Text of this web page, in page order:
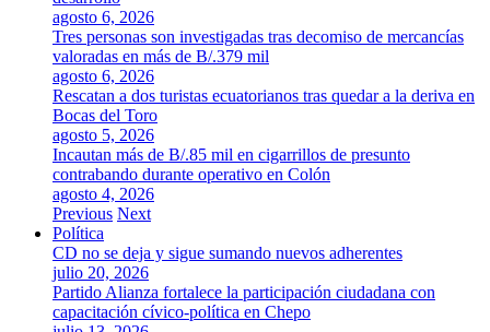
agosto 6, 2026
Tres personas son investigadas tras decomiso de mercancías
valoradas en más de B/.379 mil
agosto 6, 2026
Rescatan a dos turistas ecuatorianos tras quedar a la deriva en
Bocas del Toro
agosto 5, 2026
Incautan más de B/.85 mil en cigarrillos de presunto
contrabando durante operativo en Colón
agosto 4, 2026
Previous Next
Política
CD no se deja y sigue sumando nuevos adherentes
julio 20, 2026
Partido Alianza fortalece la participación ciudadana con
capacitación cívico-política en Chepo